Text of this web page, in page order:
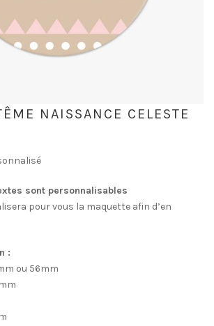
NAISSANCE CELESTE
sont personnalisables
pour vous la maquette afin d’en
:
ou 56mm